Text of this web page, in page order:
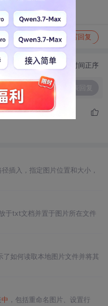
写回复
切换为时间正序
插入，指定图片位置和大小，
于txt文档并置于图片所在文件
如何读取本地图片文件并将其
中 ，包括重命名图片、设置行